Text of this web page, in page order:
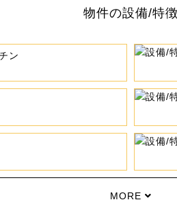
物件の設備/特徴
ン
MORE